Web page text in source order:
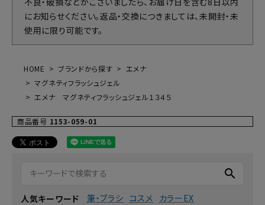
にお知らせください。返品・交換につきましては、未開封・未
使用に限り可能です。
HOME ブランドから探す
エメナ
マグネティフラッシュジェル
エメナ マグネティフラッシュジェル１３４５
商品番号 1153-059-01
search
人気キーワード 筆・ブラシ コスメ カラーEX